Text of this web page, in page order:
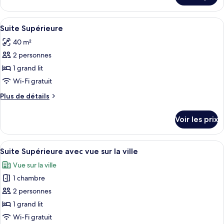
Suite
Deluxe
le
type
de
Suite
Deluxe
Afficher
toutes
les
photos
pour
ce
type
de
Suite
Supérieure
Une chambre moderne avec un
9
Suite Supérieure
40 m²
2 personnes
1 grand lit
Wi-Fi gratuit
Plus de détails
Plus
le
type
de
Suite
Supérieure
Voir les prix
Afficher
toutes
les
photos
pour
ce
type
Une chambre à coucher moderne
5
Suite Supérieure avec vue sur la ville
Vue sur la ville
1 chambre
2 personnes
1 grand lit
Wi-Fi gratuit